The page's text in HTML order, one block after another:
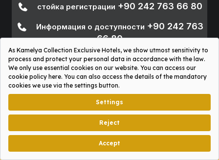
стойка регистрации +90 242 763 66 80
Информация о доступности +90 242 763
66 80
Sosyal Platformlar Aydınlatma Metni
Kamelya Collection © 2026
graphx.agency
ЗАГРУЗИТЕ НАШЕ
НОВОЕ ПРИЛОЖЕНИЕ!